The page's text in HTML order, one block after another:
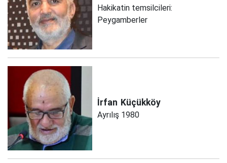
Hakikatin temsilcileri:
Peygamberler
İrfan Küçükköy
Ayrılış 1980